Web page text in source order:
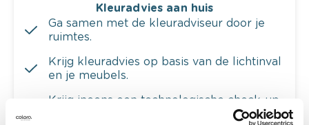
Kleuradvies aan huis
Ga samen met de kleuradviseur door je
ruimtes.
Krijg kleuradvies op basis van de lichtinval
en je meubels.
Krijg ineens een technologische check-up